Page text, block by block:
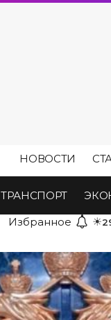
НОВОСТИ
ТРАНСПОРТ
Избранное ☀